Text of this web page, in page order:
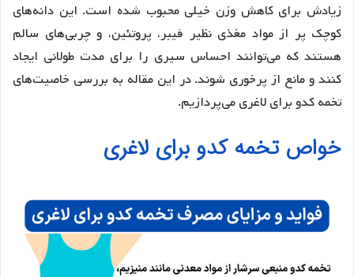
زیادش برای کاهش وزن خیلی محبوب شده است. این دانه‌های
کوچک پر از مواد مغذی نظیر فیبر، پروتئین، و چربی‌های سالم
هستند که می‌توانند احساس سیری را برای مدت طولانی ایجاد
کنند و مانع از پرخوری شوند. در این مقاله به بررسی خاصیت‌های
تخمه کدو برای لاغری می‌پردازیم.
خواص تخمه کدو برای لاغری